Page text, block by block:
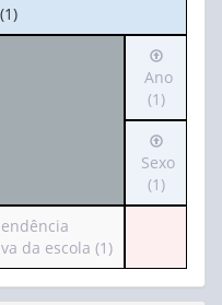
Irá
para
o
cabeçalho
(possui
apenas
1
valor):
(1)
Ano
(1)
Irá
para
o
cabeçalho
1
valor):
Sexo
(1)
da escola (1)